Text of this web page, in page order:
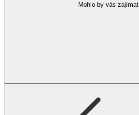
Mohlo by vás zajímat